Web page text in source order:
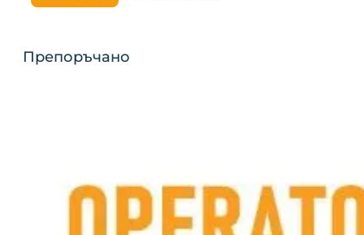
Препоръчано